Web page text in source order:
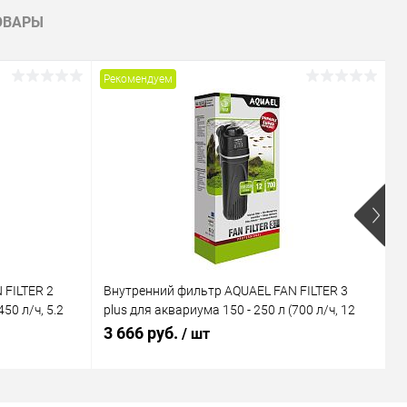
2
л/ч, 5.2
Рекомендуем
Внутренний фильтр AQUAEL FAN FILTER 3
plus для аквариума 150 - 250 л (700 л/ч, 12
Вт)
3 666 руб. / шт